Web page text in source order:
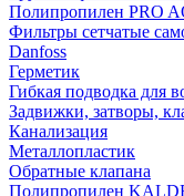
Полипропилен PRO
Фильтры сетчатые
Danfoss
Герметик
Гибкая подводка для
Задвижки, затворы,
Канализация
Металлопластик
Обратные клапана
Полипропилен